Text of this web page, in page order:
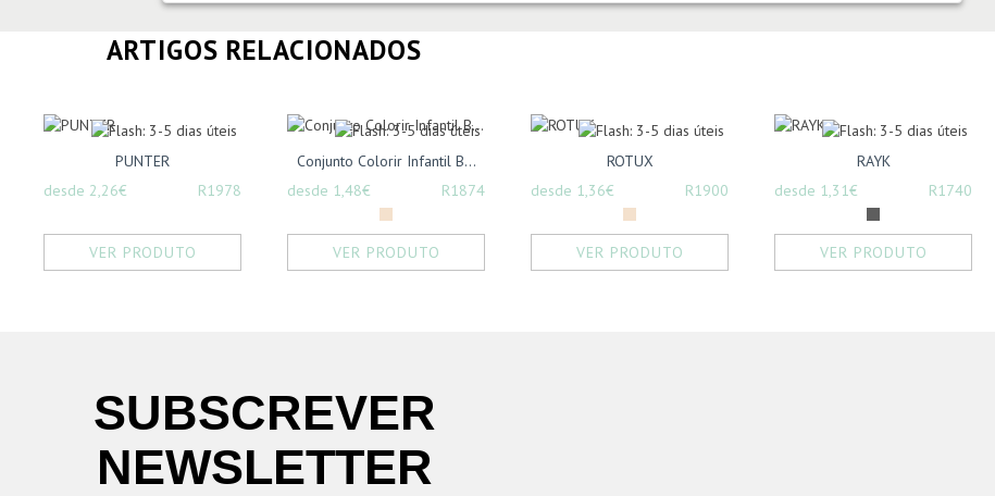
ARTIGOS RELACIONADOS
PUNTER
desde 2,26€
R1978
VER PRODUTO
Conjunto Colorir Infantil B...
desde 1,48€
R1874
VER PRODUTO
ROTUX
desde 1,36€
R1900
VER PRODUTO
RAYK
desde 1,31€
R1740
VER PRODUTO
SUBSCREVER
NEWSLETTER